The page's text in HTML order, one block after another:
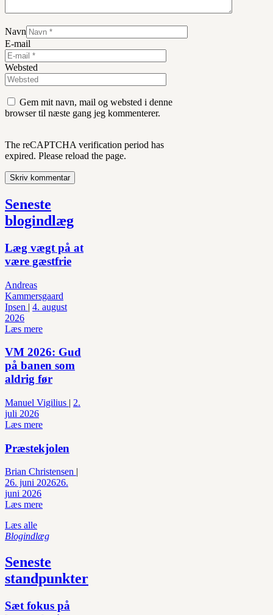
Navn
E-mail
Websted
Gem mit navn, mail og websted i denne
browser til næste gang jeg kommenterer.
The reCAPTCHA verification period has
expired. Please reload the page.
Seneste
blogindlæg
Læg vægt på at
være gæstfrie
Andreas
Kammersgaard
Ipsen | 4. august
2026
Læs mere
VM 2026: Gud
på banen som
aldrig før
Manuel Vigilius | 2.
juli 2026
Læs mere
Præstekjolen
Brian Christensen |
26. juni 202626.
juni 2026
Læs mere
Læs alle
Blogindlæg
Seneste
standpunkter
Sæt fokus på